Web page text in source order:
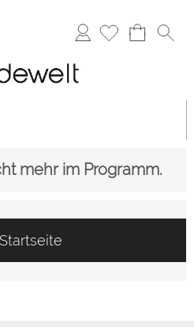
Anmelden
mehr im Programm.